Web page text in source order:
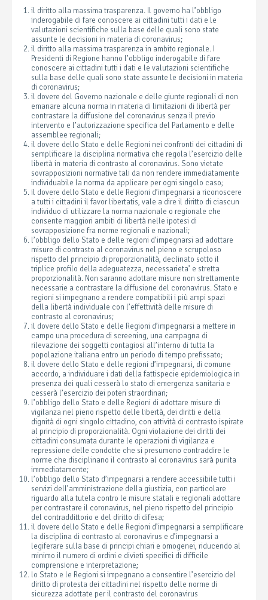
il diritto alla massima trasparenza. Il governo ha l’obbligo
inderogabile di fare conoscere ai cittadini tutti i dati e le
valutazioni scientifiche sulla base delle quali sono state
assunte le decisioni in materia di coronavirus;
il diritto alla massima trasparenza in ambito regionale. I
Presidenti di Regione hanno l’obbligo inderogabile di fare
conoscere ai cittadini tutti i dati e le valutazioni scientifiche
sulla base delle quali sono state assunte le decisioni in materia
di coronavirus;
il dovere del Governo nazionale e delle giunte regionali di non
emanare alcuna norma in materia di limitazioni di libertà per
contrastare la diffusione del coronavirus senza il previo
intervento e l’autorizzazione specifica del Parlamento e delle
assemblee regionali;
il dovere dello Stato e delle Regioni nei confronti dei cittadini di
semplificare la disciplina normativa che regola l’esercizio delle
libertà in materia di contrasto al coronavirus. Sono vietate
sovrapposizioni normative tali da non rendere immediatamente
individuabile la norma da applicare per ogni singolo caso;
il dovere dello Stato e delle Regioni d’impegnarsi a riconoscere
a tutti i cittadini il favor libertatis, vale a dire il diritto di ciascun
individuo di utilizzare la norma nazionale o regionale che
consente maggiori ambiti di libertà nelle ipotesi di
sovrapposizione fra norme regionali e nazionali;
l’obbligo dello Stato e delle regioni d’impegnarsi ad adottare
misure di contrasto al coronavirus nel pieno e scrupoloso
rispetto del principio di proporzionalità, declinato sotto il
triplice profilo della adeguatezza, necessarieta’ e stretta
proporzionalità. Non saranno adottare misure non strettamente
necessarie a contrastare la diffusione del coronavirus. Stato e
regioni si impegnano a rendere compatibili i più ampi spazi
della libertà individuale con l’effettività delle misure di
contrasto al coronavirus;
il dovere dello Stato e delle Regioni d’impegnarsi a mettere in
campo una procedura di screening, una campagna di
rilevazione dei soggetti contagiosi all’interno di tutta la
popolazione italiana entro un periodo di tempo prefissato;
il dovere dello Stato e delle regioni d’impegnarsi, di comune
accordo, a individuare i dati della fattispecie epidemiologica in
presenza dei quali cesserà lo stato di emergenza sanitaria e
cesserà l’esercizio dei poteri straordinari;
l’obbligo dello Stato e delle Regioni di adottare misure di
vigilanza nel pieno rispetto delle libertà, dei diritti e della
dignità di ogni singolo cittadino, con attività di contrasto ispirate
al principio di proporzionalità. Ogni violazione dei diritti dei
cittadini consumata durante le operazioni di vigilanza e
repressione delle condotte che si presumono contraddire le
norme che disciplinano il contrasto al coronavirus sarà punita
immediatamente;
l’obbligo dello Stato d’impegnarsi a rendere accessibile tutti i
servizi dell’amministrazione della giustizia, con particolare
riguardo alla tutela contro le misure statali e regionali adottare
per contrastare il coronavirus, nel pieno rispetto del principio
del contraddittorio e del diritto di difesa;
il dovere dello Stato e delle Regioni d’impegnarsi a semplificare
la disciplina di contrasto al coronavirus e d’impegnarsi a
legiferare sulla base di principi chiari e omogenei, riducendo al
minimo il numero di ordini e divieti specifici di difficile
comprensione e interpretazione;
lo Stato e le Regioni si impegnano a consentire l’esercizio del
diritto di protesta dei cittadini nel rispetto delle norme di
sicurezza adottate per il contrasto del coronavirus